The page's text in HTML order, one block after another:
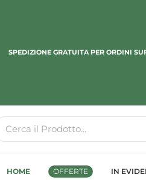
SPEDIZIONE GRATUITA PER ORDINI
HOME OFFERTE IN